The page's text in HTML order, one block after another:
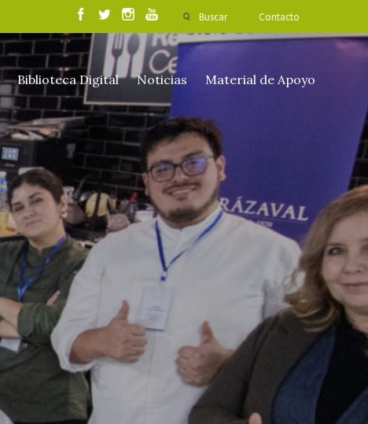
Buscar Contacto
Biblioteca Digital Noticias Material de Apoyo